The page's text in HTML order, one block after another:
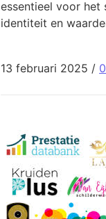
essentieel voor het
identiteit en
13 februari 2025 /